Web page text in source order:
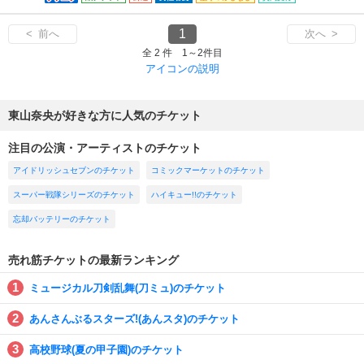
< 前へ 1 次へ >
全 2 件 1～2件目
アイコンの説明
東山奈央が好きな方に人気のチケット
注目の公演・アーティストのチケット
アイドリッシュセブンのチケット コミックマーケットのチケット
スーパー戦隊シリーズのチケット ハイキュー!!のチケット
忘却バッテリーのチケット
売れ筋チケットの最新ランキング
ミュージカル刀剣乱舞(刀ミュ)のチケット
あんさんぶるスターズ!(あんスタ)のチケット
高校野球(夏の甲子園)のチケット